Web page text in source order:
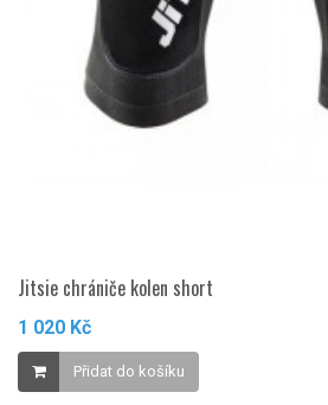
Jitsie chrániče kolen short
1 020 Kč
Přidat do košíku